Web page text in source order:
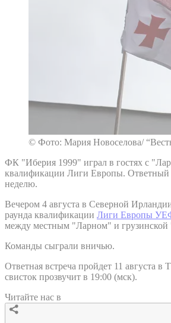
© Фото: Мария Новоселова/
ФК "Иберия 1999" играл в гостях с
квалификации Лиги Европы. Ответный
неделю.
Вечером 4 августа в Северной
раунда квалификации Лиги Европы
между местным "Ларном" и
Команды сыграли вничью.
Ответная встреча пройдет 11 августа в
свисток прозвучит в 19:00 (мск).
Читайте нас в